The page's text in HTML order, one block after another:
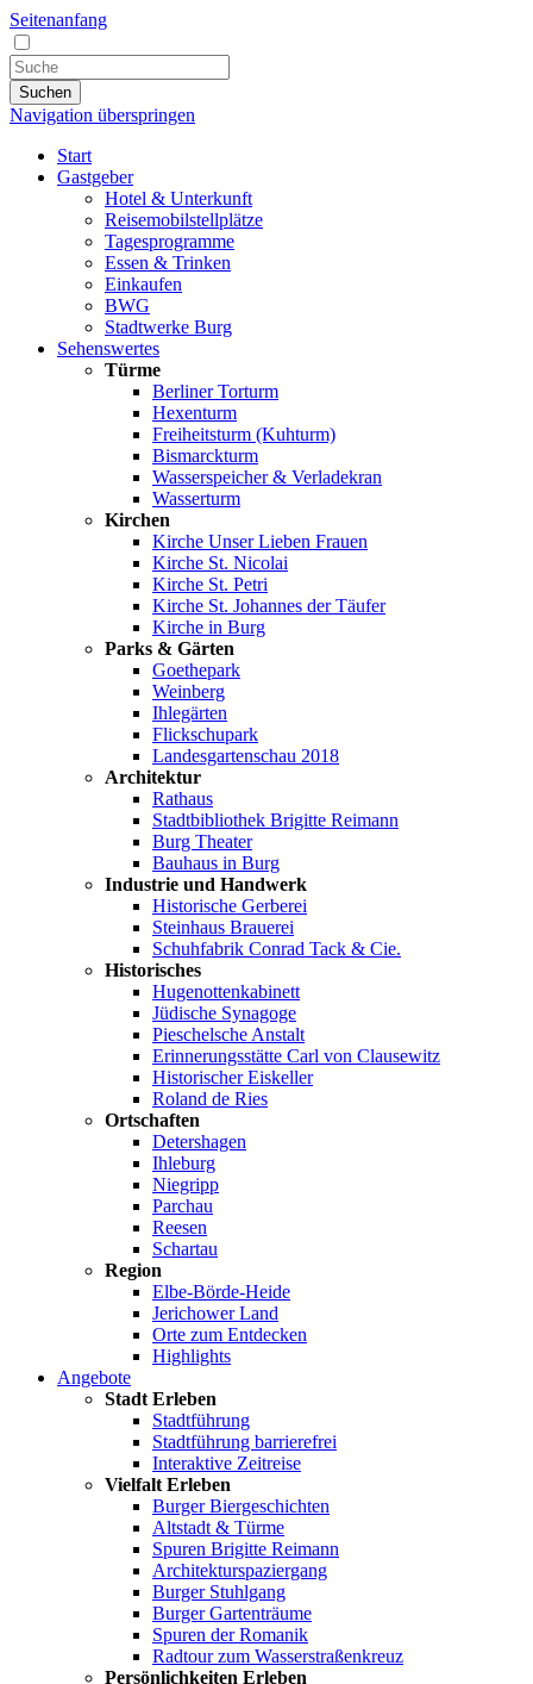
Seitenanfang
Suchen
Navigation überspringen
Start
Gastgeber
Hotel & Unterkunft
Reisemobilstellplätze
Tagesprogramme
Essen & Trinken
Einkaufen
BWG
Stadtwerke Burg
Sehenswertes
Türme
Berliner Torturm
Hexenturm
Freiheitsturm (Kuhturm)
Bismarckturm
Wasserspeicher & Verladekran
Wasserturm
Kirchen
Kirche Unser Lieben Frauen
Kirche St. Nicolai
Kirche St. Petri
Kirche St. Johannes der Täufer
Kirche in Burg
Parks & Gärten
Goethepark
Weinberg
Ihlegärten
Flickschupark
Landesgartenschau 2018
Architektur
Rathaus
Stadtbibliothek Brigitte Reimann
Burg Theater
Bauhaus in Burg
Industrie und Handwerk
Historische Gerberei
Steinhaus Brauerei
Schuhfabrik Conrad Tack & Cie.
Historisches
Hugenottenkabinett
Jüdische Synagoge
Pieschelsche Anstalt
Erinnerungsstätte Carl von Clausewitz
Historischer Eiskeller
Roland de Ries
Ortschaften
Detershagen
Ihleburg
Niegripp
Parchau
Reesen
Schartau
Region
Elbe-Börde-Heide
Jerichower Land
Orte zum Entdecken
Highlights
Angebote
Stadt Erleben
Stadtführung
Stadtführung barrierefrei
Interaktive Zeitreise
Vielfalt Erleben
Burger Biergeschichten
Altstadt & Türme
Spuren Brigitte Reimann
Architekturspaziergang
Burger Stuhlgang
Burger Gartenträume
Spuren der Romanik
Radtour zum Wasserstraßenkreuz
Persönlichkeiten Erleben